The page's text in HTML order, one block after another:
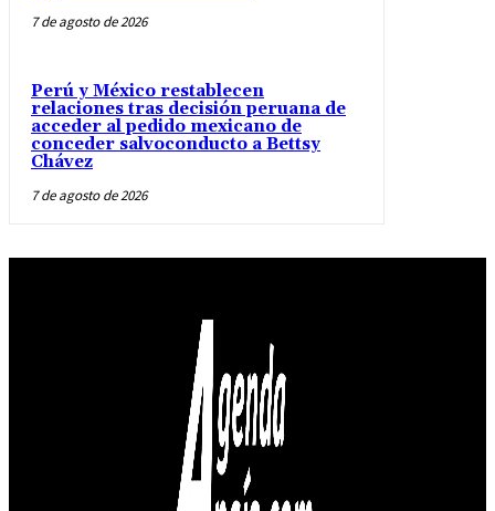
7 de agosto de 2026
Perú y México restablecen
relaciones tras decisión peruana de
acceder al pedido mexicano de
conceder salvoconducto a Bettsy
Chávez
7 de agosto de 2026